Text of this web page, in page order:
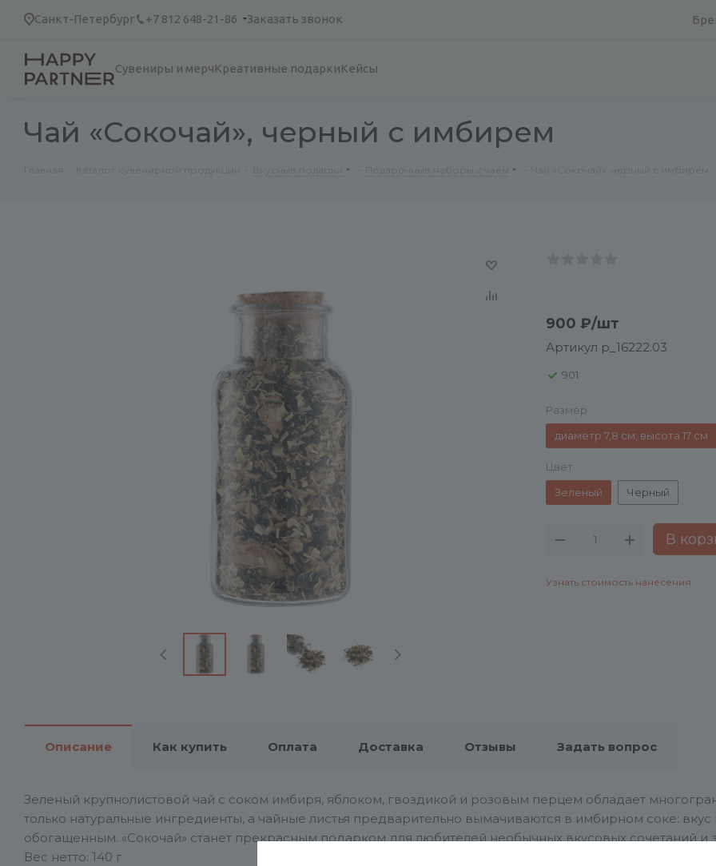
Санкт-Петербург +7 812 648-21-86 Заказать звонок
Сувениры и мерчКреативные подаркиКейсы
Чай «Сокочай», черный с имбирем
900 ₽/шт
Артикул p_16222.03
901
Размер
диаметр 7,8 см, высота 17 см
Цвет
Зеленый
Черный
В
Узнать стоимость нанесения
Описание Как купить Оплата Доставка Отзывы Задать вопрос
Зеленый крупнолистовой чай с соком имбиря, яблоком, гвоздикой и розовым перцем обладает
только натуральные ингредиенты, а чайные листья предварительно вымачиваются в имбирном соке:
обогащенным. «Сокочай» станет прекрасным подарком для любителей необычных вкусовых сочетаний и
Вес нетто: 140 г